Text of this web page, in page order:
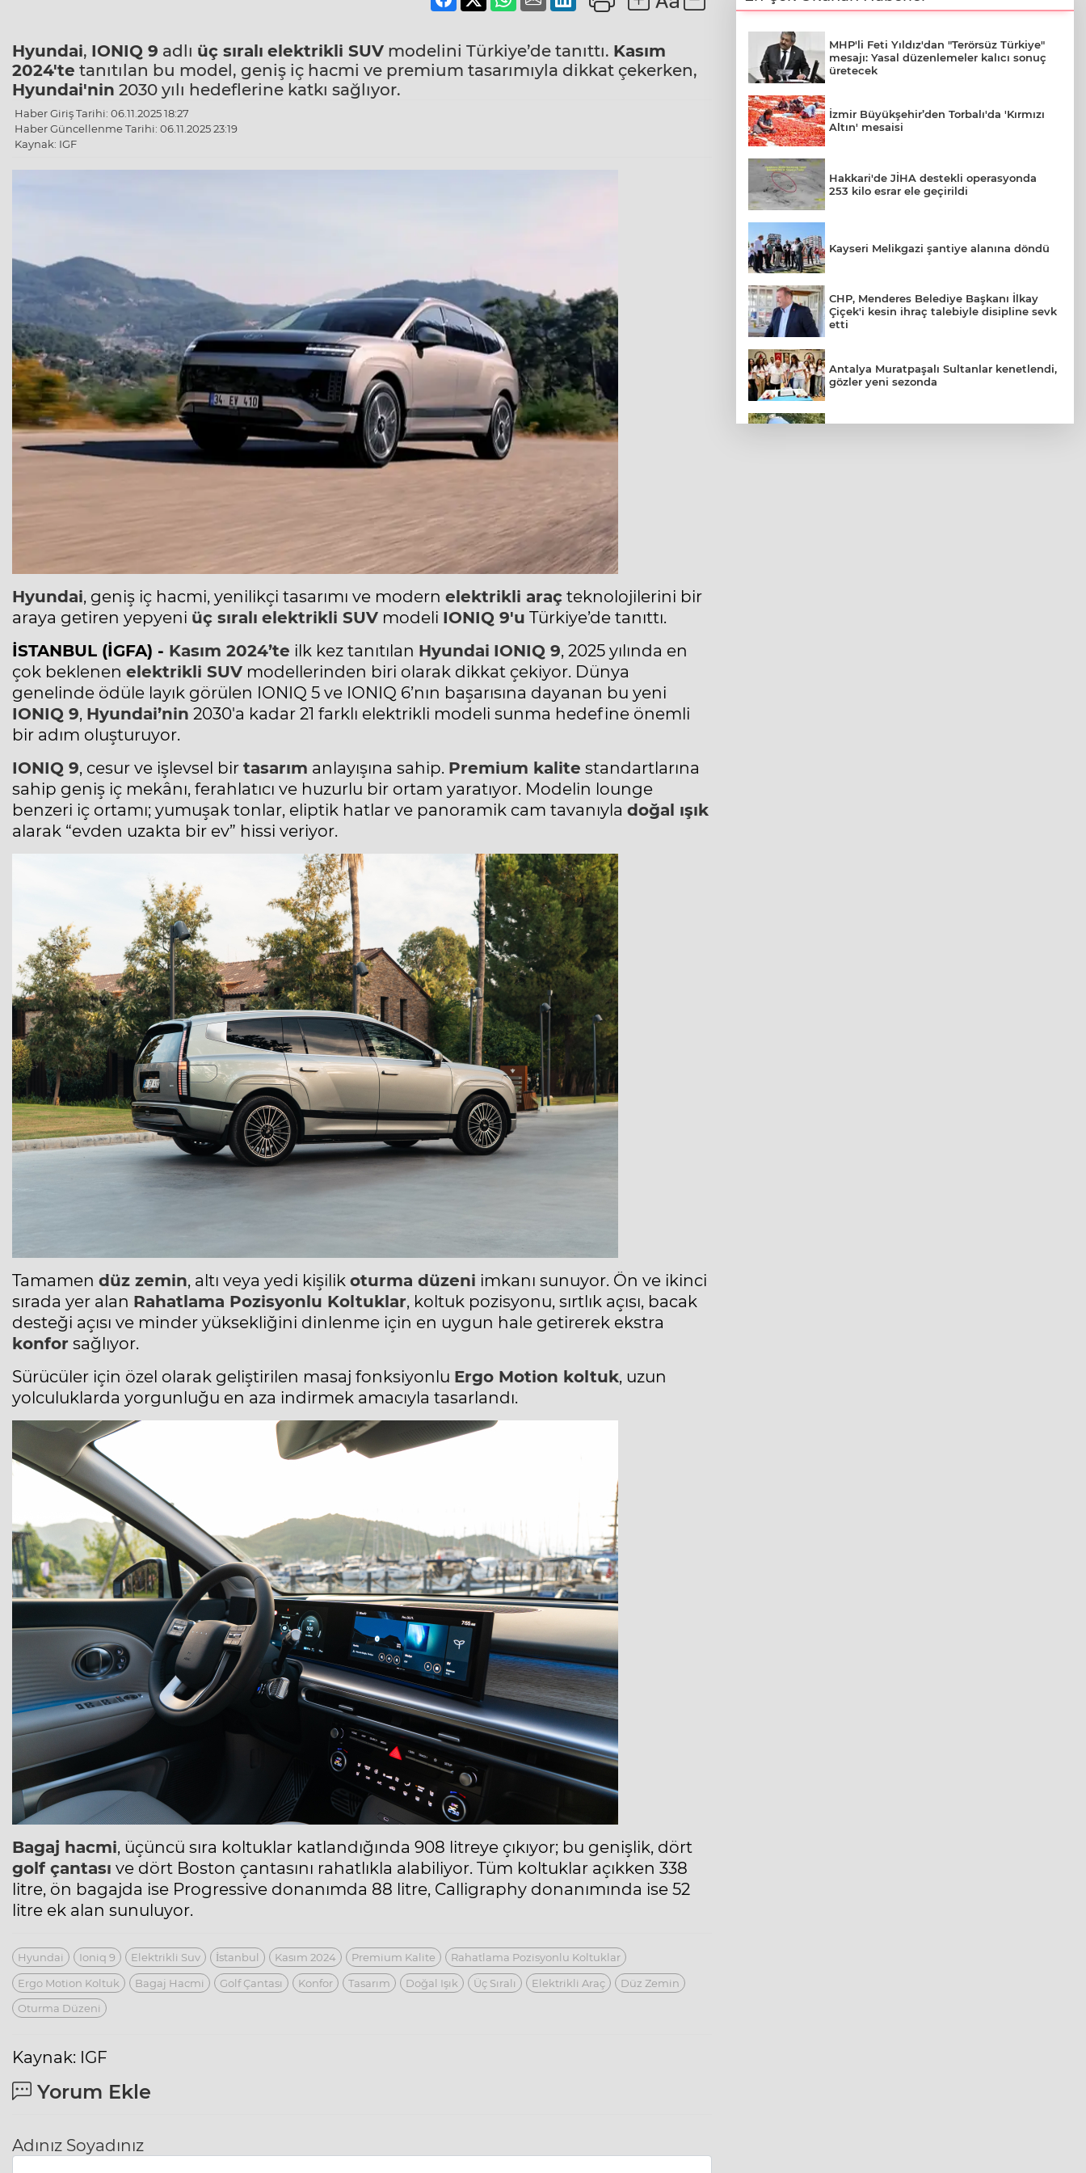
Hyundai, IONIQ 9 adlı üç sıralı elektrikli SUV modelini Türkiye’de tanıttı. Kasım
2024'te tanıtılan bu model, geniş iç hacmi ve premium tasarımıyla dikkat çekerken,
Hyundai'nin 2030 yılı hedeflerine katkı sağlıyor.
Haber Giriş Tarihi: 06.11.2025 18:27
Haber Güncellenme Tarihi: 06.11.2025 23:19
Kaynak: IGF
Hyundai, geniş iç hacmi, yenilikçi tasarımı ve modern elektrikli araç teknolojilerini bir
araya getiren yepyeni üç sıralı elektrikli SUV modeli IONIQ 9'u Türkiye’de tanıttı.
İSTANBUL (İGFA) - Kasım 2024’te ilk kez tanıtılan Hyundai IONIQ 9, 2025 yılında en
çok beklenen elektrikli SUV modellerinden biri olarak dikkat çekiyor. Dünya
genelinde ödüle layık görülen IONIQ 5 ve IONIQ 6’nın başarısına dayanan bu yeni
IONIQ 9, Hyundai’nin 2030'a kadar 21 farklı elektrikli modeli sunma hedefine önemli
bir adım oluşturuyor.
IONIQ 9, cesur ve işlevsel bir tasarım anlayışına sahip. Premium kalite standartlarına
sahip geniş iç mekânı, ferahlatıcı ve huzurlu bir ortam yaratıyor. Modelin lounge
benzeri iç ortamı; yumuşak tonlar, eliptik hatlar ve panoramik cam tavanıyla doğal ışık
alarak “evden uzakta bir ev” hissi veriyor.
Tamamen düz zemin, altı veya yedi kişilik oturma düzeni imkanı sunuyor. Ön ve ikinci
sırada yer alan Rahatlama Pozisyonlu Koltuklar, koltuk pozisyonu, sırtlık açısı, bacak
desteği açısı ve minder yüksekliğini dinlenme için en uygun hale getirerek ekstra
konfor sağlıyor.
Sürücüler için özel olarak geliştirilen masaj fonksiyonlu Ergo Motion koltuk, uzun
yolculuklarda yorgunluğu en aza indirmek amacıyla tasarlandı.
Bagaj hacmi, üçüncü sıra koltuklar katlandığında 908 litreye çıkıyor; bu genişlik, dört
golf çantası ve dört Boston çantasını rahatlıkla alabiliyor. Tüm koltuklar açıkken 338
litre, ön bagajda ise Progressive donanımda 88 litre, Calligraphy donanımında ise 52
litre ek alan sunuluyor.
Hyundai Ioniq 9 Elektrikli Suv İstanbul Kasım 2024 Premium Kalite
Rahatlama Pozisyonlu Koltuklar
Ergo Motion Koltuk
Bagaj Hacmi Golf Çantası Konfor Tasarım Doğal Işık Üç Sıralı Elektrikli Araç
Düz Zemin
Oturma Düzeni
Kaynak: IGF
Yorum Ekle
Adınız Soyadınız
MHP'li Feti Yıldız'dan "Terörsüz Türkiye"
mesajı: Yasal düzenlemeler kalıcı sonuç
üretecek
İzmir Büyükşehir’den Torbalı'da 'Kırmızı
Altın' mesaisi
Hakkari'de JİHA destekli operasyonda
253 kilo esrar ele geçirildi
Kayseri Melikgazi şantiye alanına döndü
CHP, Menderes Belediye Başkanı İlkay
Çiçek'i kesin ihraç talebiyle disipline sevk
etti
Antalya Muratpaşalı Sultanlar kenetlendi,
gözler yeni sezonda